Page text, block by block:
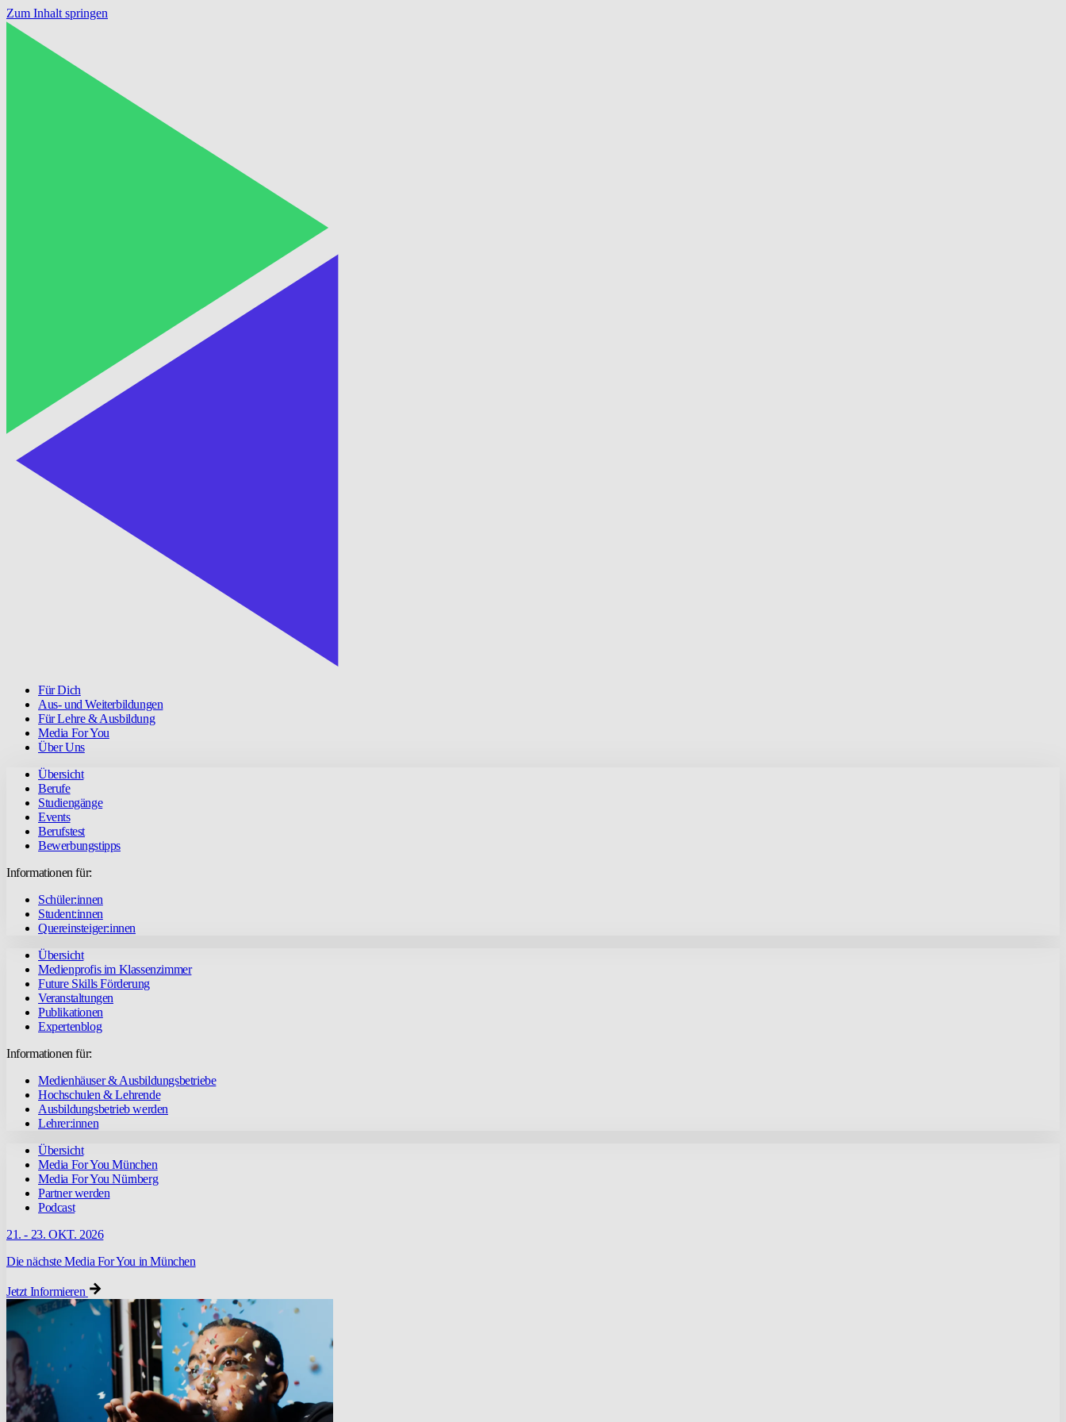
Zum Inhalt springen
Für Dich
Aus- und Weiterbildungen
Für Lehre & Ausbildung
Media For You
Über Uns
Übersicht
Berufe
Studiengänge
Events
Berufstest
Bewerbungstipps
Informationen für:
Schüler:innen
Student:innen
Quereinsteiger:innen
Übersicht
Medienprofis im Klassenzimmer
Future Skills Förderung
Veranstaltungen
Publikationen
Expertenblog
Informationen für:
Medienhäuser & Ausbildungsbetriebe
Hochschulen & Lehrende
Ausbildungsbetrieb werden
Lehrer:innen
Übersicht
Media For You München
Media For You Nürnberg
Partner werden
Podcast
21. - 23. OKT. 2026
Die nächste Media For You in München
Jetzt Informieren